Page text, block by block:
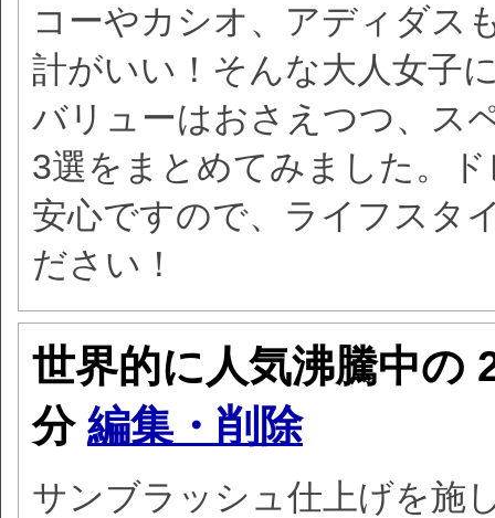
コーやカシオ、アディダス
計がいい！そんな大人女子
バリューはおさえつつ、ス
3選をまとめてみました。
安心ですので、ライフスタ
ださい！
世界的に人気沸騰中の
分 編集・削除
サンブラッシュ仕上げを施